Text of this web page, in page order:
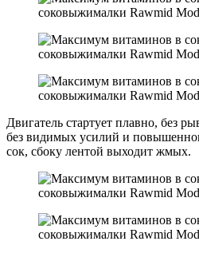
Двигатель стартует плавно, без
без видимых усилий и
сок, сбоку лентой выходит жмых.